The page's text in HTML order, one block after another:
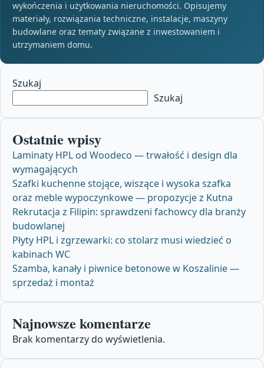
wykończenia i użytkowania nieruchomości. Opisujemy
materiały, rozwiązania techniczne, instalacje, maszyny
budowlane oraz tematy związane z inwestowaniem i
utrzymaniem domu.
Szukaj
Szukaj
Ostatnie wpisy
Laminaty HPL od Woodeco — trwałość i design dla
wymagających
Szafki kuchenne stojące, wiszące i wysoka szafka
oraz meble wypoczynkowe — propozycje z Kutna
Rekrutacja z Filipin: sprawdzeni fachowcy dla branży
budowlanej
Płyty HPL i zgrzewarki: co stolarz musi wiedzieć o
kabinach WC
Szamba, kanały i piwnice betonowe w Koszalinie —
sprzedaż i montaż
Najnowsze komentarze
Brak komentarzy do wyświetlenia.